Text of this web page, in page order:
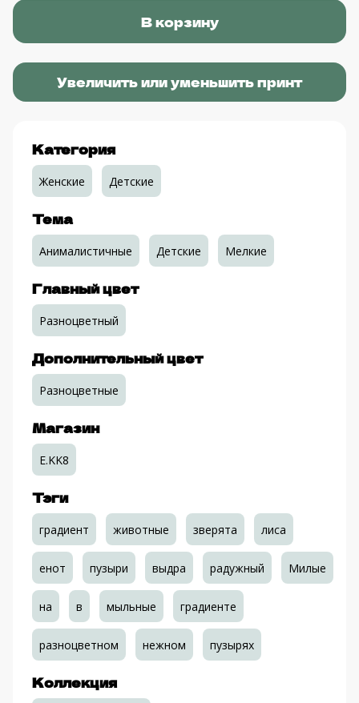
Увеличить или уменьшить принт
Категория
Женские Детские
Тема
Анималистичные Детские Мелкие
Главный цвет
Разноцветный
Дополнительный цвет
Разноцветные
Магазин
E.KK8
Тэги
градиент животные зверята лиса
енот пузыри выдра радужный Милые
на в мыльные градиенте
разноцветном нежном пузырях
Коллекция